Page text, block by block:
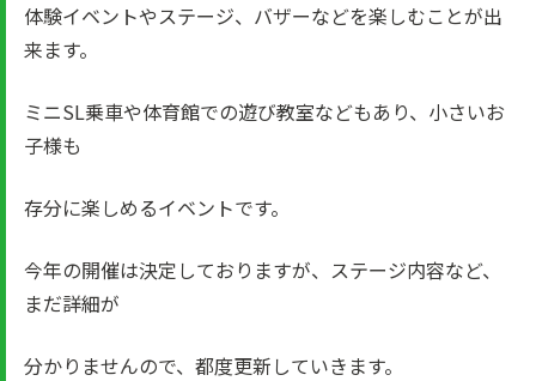
体験イベントやステージ、バザーなどを楽しむことが出
来ます。
ミニSL乗車や体育館での遊び教室などもあり、小さいお
子様も
存分に楽しめるイベントです。
今年の開催は決定しておりますが、ステージ内容など、
まだ詳細が
分かりませんので、都度更新していきます。